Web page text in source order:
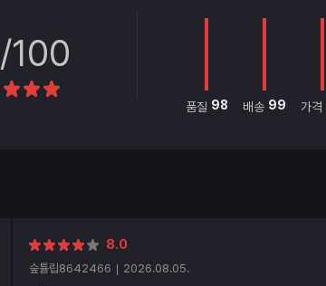
/100
품질 98 배송 99 가격
8.0
숲튤립8642466 2026.08.05.